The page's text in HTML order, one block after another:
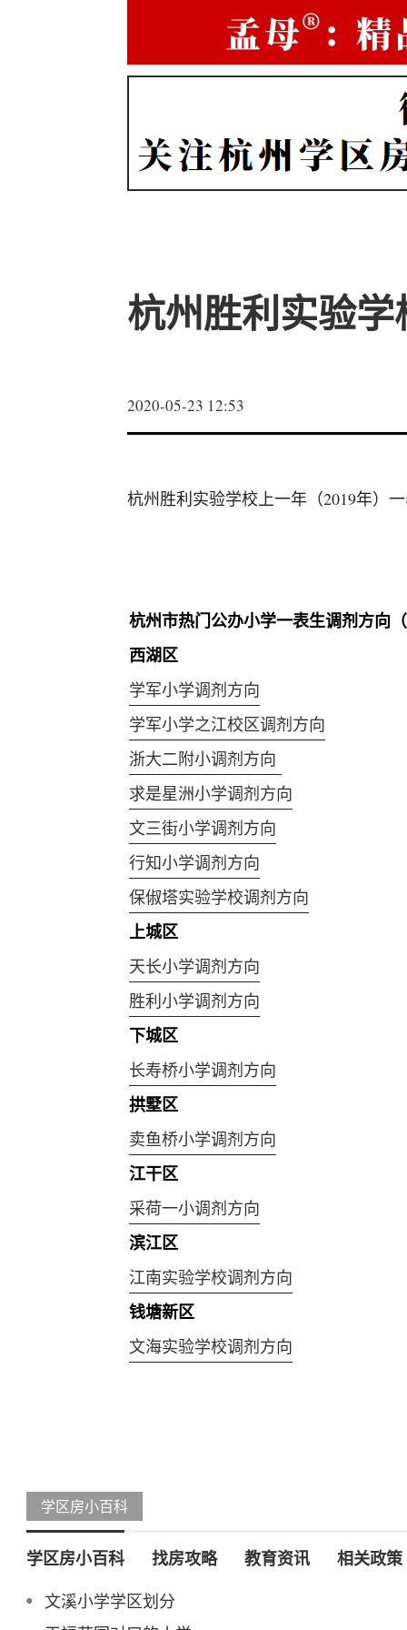
杭州胜利实验
2020-05-23 12:53
杭州胜利实验学校上一年（2019年）
杭州市热门公办小学一表生调剂方向
西湖区
学军小学调剂方向
学军小学之江校区调剂方向
浙大二附小调剂方向
求是星洲小学调剂方向
文三街小学调剂方向
行知小学调剂方向
保俶塔实验学校调剂方向
上城区
天长小学调剂方向
胜利小学调剂方向
下城区
长寿桥小学调剂方向
拱墅区
卖鱼桥小学调剂方向
江干区
采荷一小调剂方向
滨江区
江南实验学校调剂方向
钱塘新区
文海实验学校调剂方向
学区房小百科
学区房小百科 找房攻略 教育资讯 相关政策
文溪小学学区划分